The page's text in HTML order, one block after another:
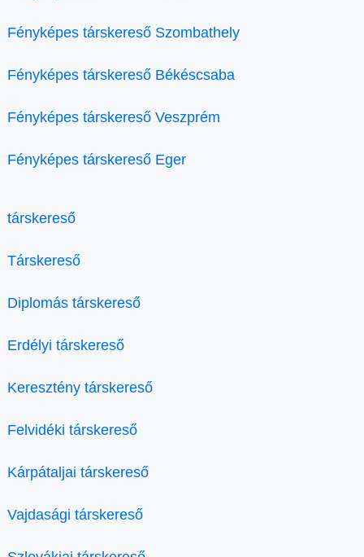
Fényképes társkereső Szombathely
Fényképes társkereső Békéscsaba
Fényképes társkereső Veszprém
Fényképes társkereső Eger
társkereső
Társkereső
Diplomás társkereső
Erdélyi társkereső
Keresztény társkereső
Felvidéki társkereső
Kárpátaljai társkereső
Vajdasági társkereső